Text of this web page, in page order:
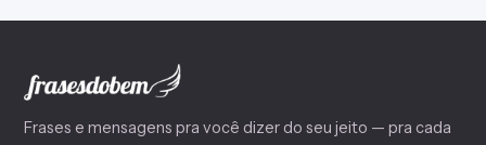
Frases e mensagens pra você dizer do seu jeito — pra cada